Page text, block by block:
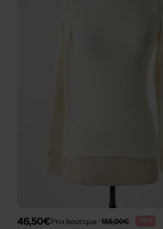
46,50€Prix boutique :155,00€ -70%